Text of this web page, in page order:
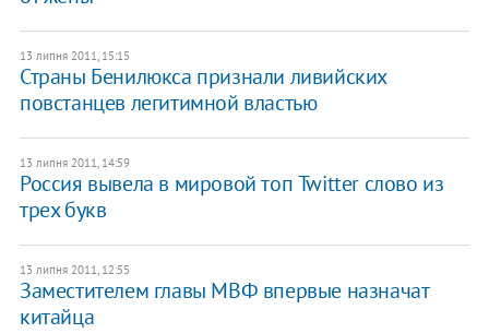
13 липня 2011, 15:15
Страны Бенилюкса признали ливийских
повстанцев легитимной властью
13 липня 2011, 14:59
Россия вывела в мировой топ Twitter слово из
трех букв
13 липня 2011, 12:55
Заместителем главы МВФ впервые назначат
китайца